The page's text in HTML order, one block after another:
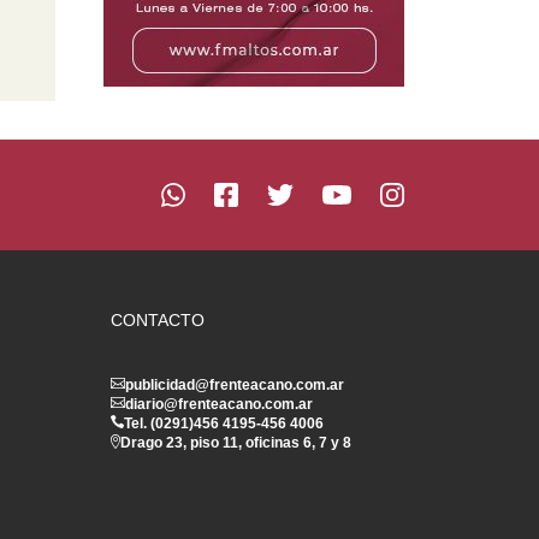
CONTACTO
publicidad@frenteacano.com.ar
diario@frenteacano.com.ar
Tel. (0291)456 4195-456 4006
Drago 23, piso 11, oficinas 6, 7 y 8